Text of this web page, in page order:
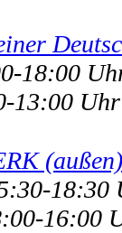
18:00
13:00 Uhr
(außen)
16:00